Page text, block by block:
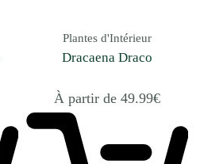
Plantes d'Intérieur
Dracaena Draco
À partir de 49.99€